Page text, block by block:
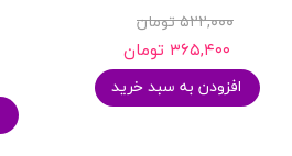
۵۲۲,۰۰۰ تومان
۳۶۵,۴۰۰ تومان
افزودن به سبد خرید